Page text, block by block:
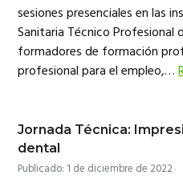
sesiones presenciales en las
Sanitaria Técnico Profesional
formadores de formación
profesional para el empleo,…
Jornada Técnica:
dental
Publicado: 1 de diciembre de 2022